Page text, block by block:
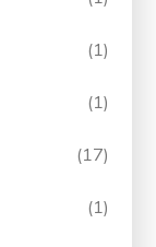
(1)
(1)
(17)
(1)